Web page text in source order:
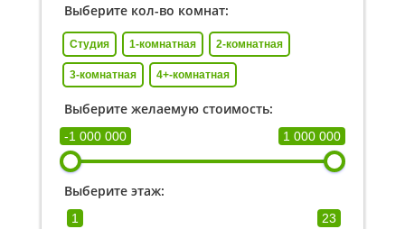
Выберите кол-во комнат:
Студия 1-комнатная 2-комнатная
3-комнатная 4+-комнатная
Выберите желаемую стоимость:
-1 000 000 1 000 000
Выберите этаж:
1 23